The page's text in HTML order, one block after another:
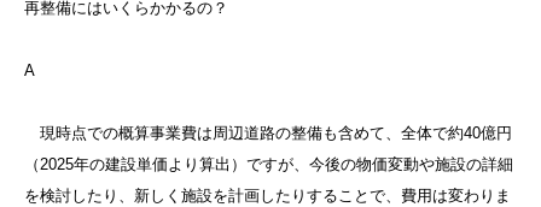
再整備にはいくらかかるの？
A
現時点での概算事業費は周辺道路の整備も含めて、全体で約40億円
（2025年の建設単価より算出）ですが、今後の物価変動や施設の詳細
を検討したり、新しく施設を計画したりすることで、費用は変わりま